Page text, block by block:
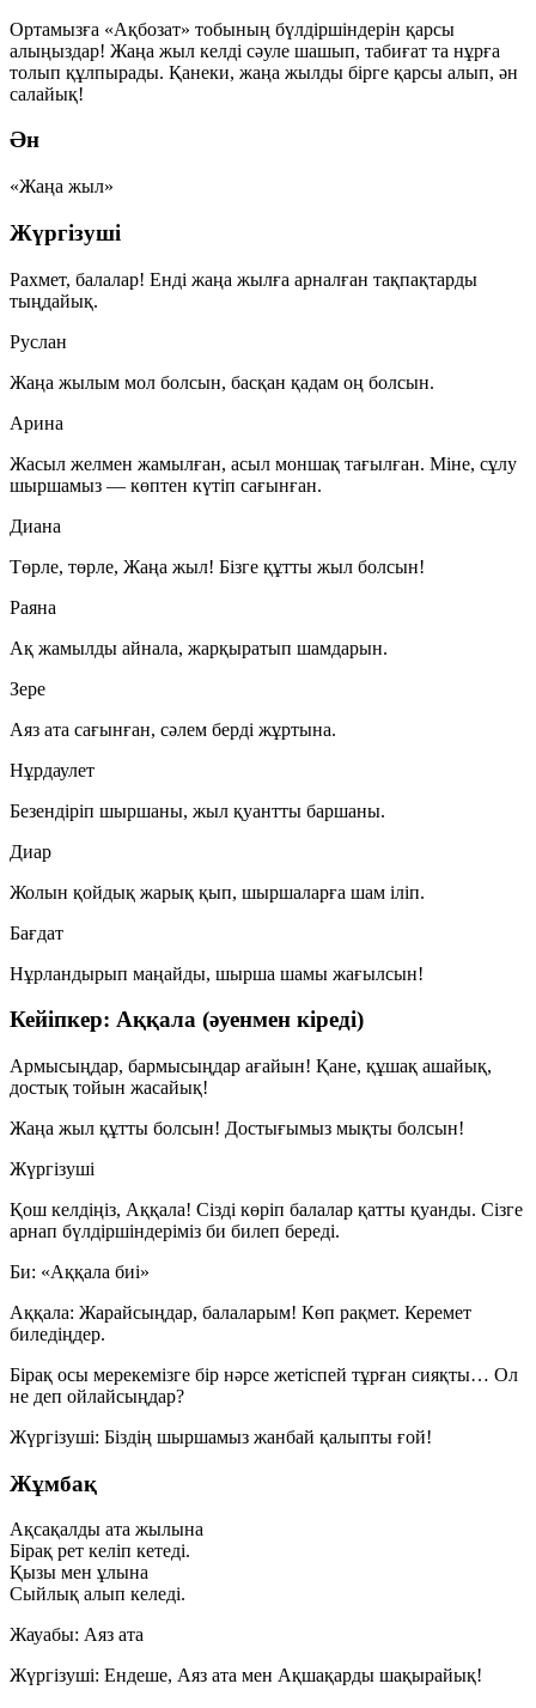
Ортамызға «Ақбозат» тобының бүлдіршіндерін қарсы
алыңыздар! Жаңа жыл келді сәуле шашып, табиғат та нұрға
толып құлпырады. Қанеки, жаңа жылды бірге қарсы алып, ән
салайық!
Ән
«Жаңа жыл»
Жүргізуші
Рахмет, балалар! Енді жаңа жылға арналған тақпақтарды
тыңдайық.
Руслан
Жаңа жылым мол болсын, басқан қадам оң болсын.
Арина
Жасыл желмен жамылған, асыл моншақ тағылған. Міне, сұлу
шыршамыз — көптен күтіп сағынған.
Диана
Төрле, төрле, Жаңа жыл! Бізге құтты жыл болсын!
Раяна
Ақ жамылды айнала, жарқыратып шамдарын.
Зере
Аяз ата сағынған, сәлем берді жұртына.
Нұрдаулет
Безендіріп шыршаны, жыл қуантты баршаны.
Диар
Жолын қойдық жарық қып, шыршаларға шам іліп.
Бағдат
Нұрландырып маңайды, шырша шамы жағылсын!
Кейіпкер: Аққала (әуенмен кіреді)
Армысыңдар, бармысыңдар ағайын! Қане, құшақ ашайық,
достық тойын жасайық!
Жаңа жыл құтты болсын! Достығымыз мықты болсын!
Жүргізуші
Қош келдіңіз, Аққала! Сізді көріп балалар қатты қуанды. Сізге
арнап бүлдіршіндеріміз би билеп береді.
Би: «Аққала биі»
Аққала: Жарайсыңдар, балаларым! Көп рақмет. Керемет
биледіңдер.
Бірақ осы мерекемізге бір нәрсе жетіспей тұрған сияқты… Ол
не деп ойлайсыңдар?
Жүргізуші: Біздің шыршамыз жанбай қалыпты ғой!
Жұмбақ
Ақсақалды ата жылына
Бірақ рет келіп кетеді.
Қызы мен ұлына
Сыйлық алып келеді.
Жауабы: Аяз ата
Жүргізуші: Ендеше, Аяз ата мен Ақшақарды шақырайық!